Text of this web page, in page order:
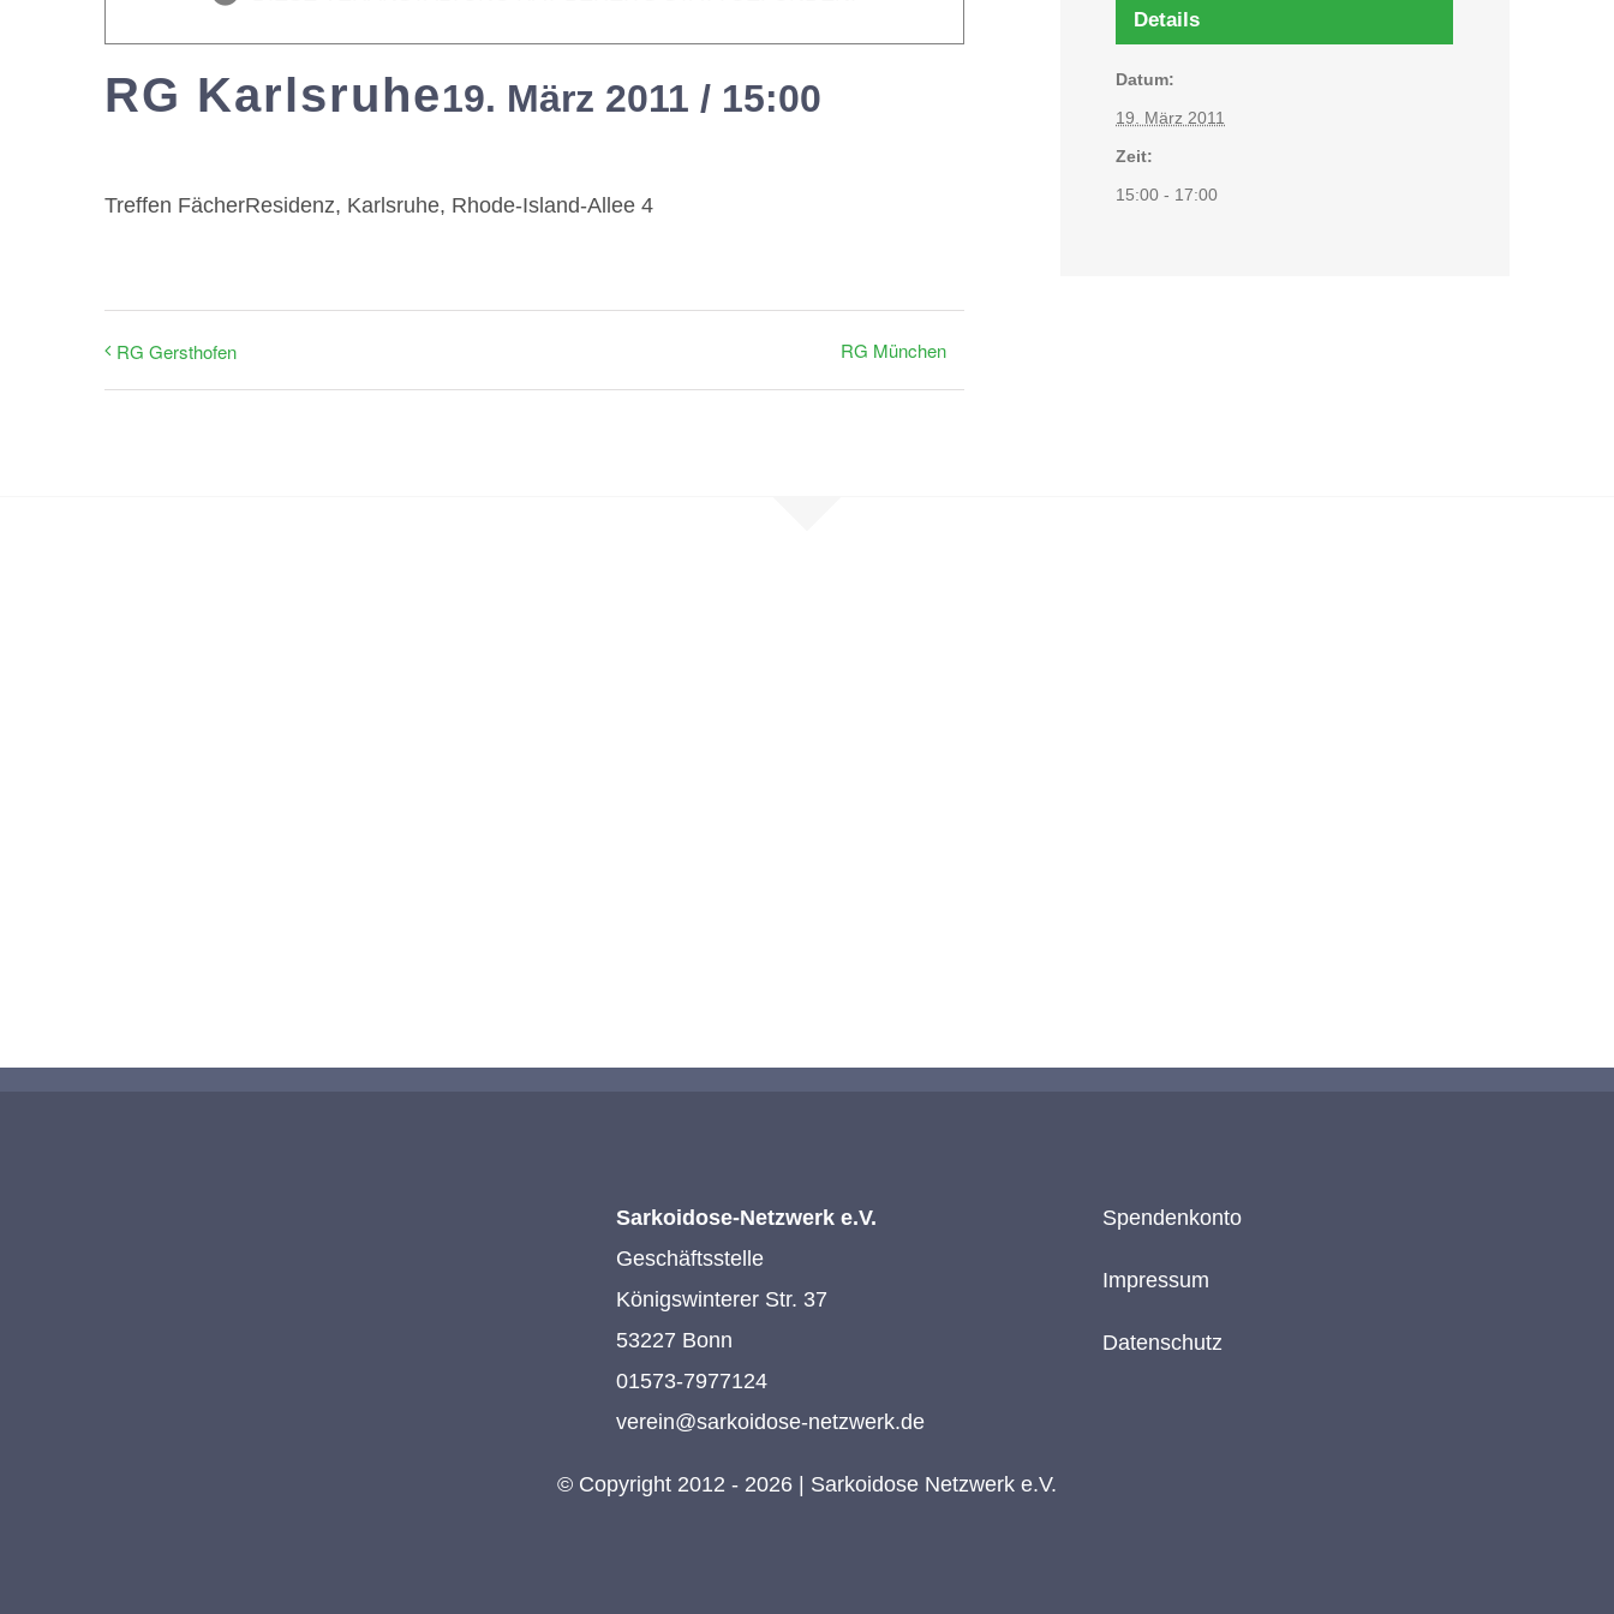
RG Karlsruhe19. März 2011 / 15:00
Treffen FächerResidenz, Karlsruhe, Rhode-Island-Allee 4
RG Gersthofen RG München
Details
Datum:
19. März 2011
Zeit:
15:00 - 17:00
Sarkoidose-Netzwerk e.V.
Geschäftsstelle
Königswinterer Str. 37
53227 Bonn
01573-7977124
verein@sarkoidose-netzwerk.de
Spendenkonto
Impressum
Datenschutz
© Copyright 2012 - 2026 | Sarkoidose Netzwerk e.V.